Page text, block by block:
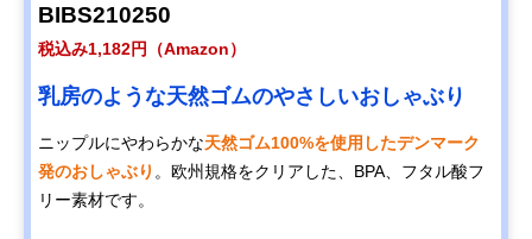
BIBS210250
税込み1,182円（Amazon）
乳房のような天然ゴムのやさしいおしゃぶり
ニップルにやわらかな天然ゴム100%を使用したデンマーク
発のおしゃぶり 。欧州規格をクリアした、BPA、フタル酸フ
リー素材です。